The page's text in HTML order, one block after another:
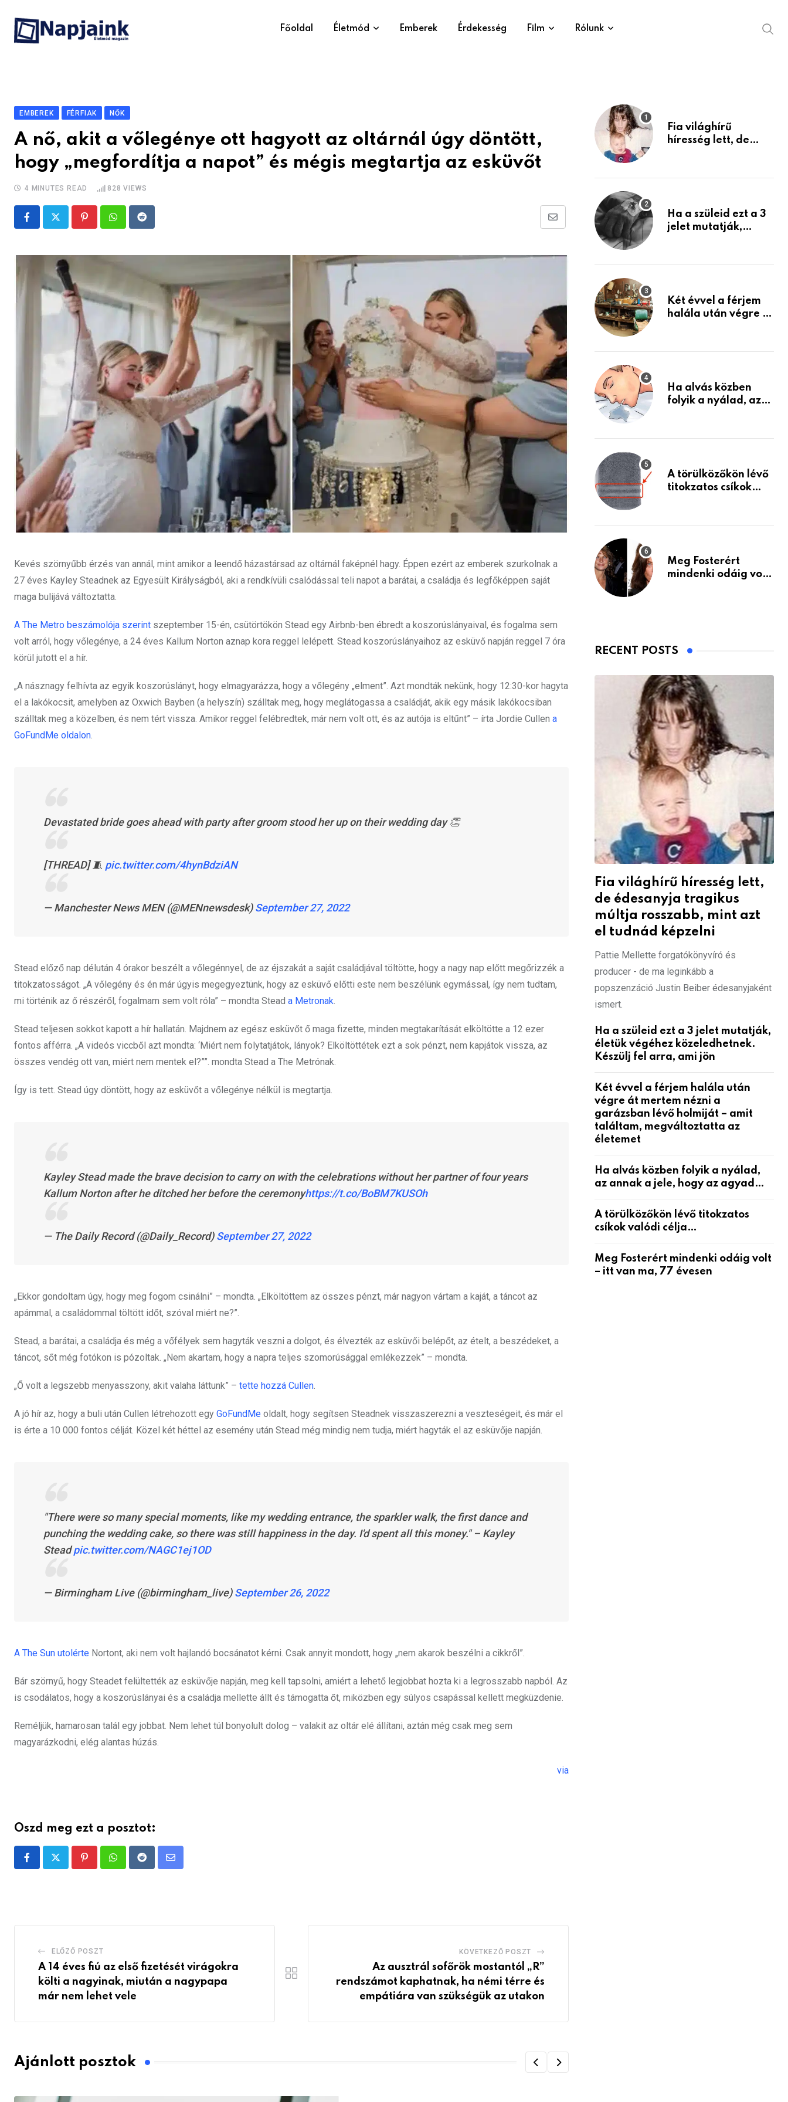
content
Főoldal Életmód Emberek Érdekesség Film Rólunk
EMBEREK FÉRFIAK NŐK
A nő, akit a vőlegénye ott hagyott az oltárnál úgy döntött,
hogy „megfordítja a napot” és mégis megtartja az esküvőt
4 MINUTES READ 828 VIEWS
PinterestWhatsappReddit
Share
Email
Kevés szörnyűbb érzés van annál, mint amikor a leendő házastársad az oltárnál faképnél hagy. Éppen ezért az emberek szurkolnak a
27 éves Kayley Steadnek az Egyesült Királyságból, aki a rendkívüli csalódással teli napot a barátai, a családja és legfőképpen saját
maga bulijává változtatta.
A The Metro beszámolója szerint szeptember 15-én, csütörtökön Stead egy Airbnb-ben ébredt a koszorúslányaival, és fogalma sem
volt arról, hogy vőlegénye, a 24 éves Kallum Norton aznap kora reggel lelépett. Stead koszorúslányaihoz az esküvő napján reggel 7 óra
körül jutott el a hír.
„A násznagy felhívta az egyik koszorúslányt, hogy elmagyarázza, hogy a vőlegény „elment”. Azt mondták nekünk, hogy 12:30-kor hagyta
el a lakókocsit, amelyben az Oxwich Bayben (a helyszín) szálltak meg, hogy meglátogassa a családját, akik egy másik lakókocsiban
szálltak meg a közelben, és nem tért vissza. Amikor reggel felébredtek, már nem volt ott, és az autója is eltűnt” – írta Jordie Cullen a
GoFundMe oldalon.
Devastated bride goes ahead with party after groom stood her up on their wedding day 👏
[THREAD] 🧵 pic.twitter.com/4hynBdziAN
— Manchester News MEN (@MENnewsdesk)September 27, 2022
Stead előző nap délután 4 órakor beszélt a vőlegénnyel, de az éjszakát a saját családjával töltötte, hogy a nagy nap előtt megőrizzék a
titokzatosságot. „A vőlegény és én már úgyis megegyeztünk, hogy az esküvő előtti este nem beszélünk egymással, így nem tudtam,
mi történik az ő részéről, fogalmam sem volt róla” – mondta Stead a Metronak.
Stead teljesen sokkot kapott a hír hallatán. Majdnem az egész esküvőt ő maga fizette, minden megtakarítását elköltötte a 12 ezer
fontos afférra. „A videós viccből azt mondta: ‘Miért nem folytatjátok, lányok? Elköltöttétek ezt a sok pénzt, nem kapjátok vissza, az
összes vendég ott van, miért nem mentek el?””. mondta Stead a The Metrónak.
Így is tett. Stead úgy döntött, hogy az esküvőt a vőlegénye nélkül is megtartja.
Kayley Stead made the brave decision to carry on with the celebrations without her partner of four years
Kallum Norton after he ditched her before the ceremonyhttps://t.co/BoBM7KUSOh
— The Daily Record (@Daily_Record)September 27, 2022
„Ekkor gondoltam úgy, hogy meg fogom csinálni” – mondta. „Elköltöttem az összes pénzt, már nagyon vártam a kaját, a táncot az
apámmal, a családommal töltött időt, szóval miért ne?”.
Stead, a barátai, a családja és még a vőfélyek sem hagyták veszni a dolgot, és élvezték az esküvői belépőt, az ételt, a beszédeket, a
táncot, sőt még fotókon is pózoltak. „Nem akartam, hogy a napra teljes szomorúsággal emlékezzek” – mondta.
„Ő volt a legszebb menyasszony, akit valaha láttunk” – tette hozzá Cullen.
A jó hír az, hogy a buli után Cullen létrehozott egy GoFundMe oldalt, hogy segítsen Steadnek visszaszerezni a veszteségeit, és már el
is érte a 10 000 fontos célját. Közel két héttel az esemény után Stead még mindig nem tudja, miért hagyták el az esküvője napján.
"There were so many special moments, like my wedding entrance, the sparkler walk, the first dance and
punching the wedding cake, so there was still happiness in the day. I'd spent all this money." – Kayley
Steadpic.twitter.com/NAGC1ej1OD
— Birmingham Live (@birmingham_live)September 26, 2022
A The Sun utolérte Nortont, aki nem volt hajlandó bocsánatot kérni. Csak annyit mondott, hogy „nem akarok beszélni a cikkről”.
Bár szörnyű, hogy Steadet felültették az esküvője napján, meg kell tapsolni, amiért a lehető legjobbat hozta ki a legrosszabb napból. Az
is csodálatos, hogy a koszorúslányai és a családja mellette állt és támogatta őt, miközben egy súlyos csapással kellett megküzdenie.
Reméljük, hamarosan talál egy jobbat. Nem lehet túl bonyolult dolog – valakit az oltár elé állítani, aztán még csak meg sem
magyarázkodni, elég alantas húzás.
via
Oszd meg ezt a posztot:
PinterestWhatsappRedditShare
ELŐZŐ POSZT
A 14 éves fiú az első fizetését virágokra
költi a nagyinak, miután a nagypapa
már nem lehet vele
KÖVETKEZŐ POSZT
Az ausztrál sofőrök mostantól „R”
rendszámot kaphatnak, ha némi térre és
empátiára van szükségük az utakon
Ajánlott posztok
Fia világhírű
híresség lett, de
mint azt el tudnád
Ha a szüleid ezt a 3
jelet mutatják,
Készülj fel arra, ami
Két évvel a férjem
halála után végre át
holmiját – amit
életemet
Ha alvás közben
folyik a nyálad, az
A törülközőkön lévő
titokzatos csíkok
Meg Fosterért
mindenki odáig volt
RECENT POSTS
Fia világhírű híresség lett,
de édesanyja tragikus
múltja rosszabb, mint azt
el tudnád képzelni
Pattie Mellette forgatókönyvíró és
producer - de ma leginkább a
popszenzáció Justin Beiber édesanyjaként
ismert.
Ha a szüleid ezt a 3 jelet mutatják,
életük végéhez közeledhetnek.
Készülj fel arra, ami jön
Két évvel a férjem halála után
végre át mertem nézni a
garázsban lévő holmiját – amit
találtam, megváltoztatta az
életemet
Ha alvás közben folyik a nyálad,
az annak a jele, hogy az agyad…
A törülközőkön lévő titokzatos
csíkok valódi célja…
Meg Fosterért mindenki odáig volt
– itt van ma, 77 évesen